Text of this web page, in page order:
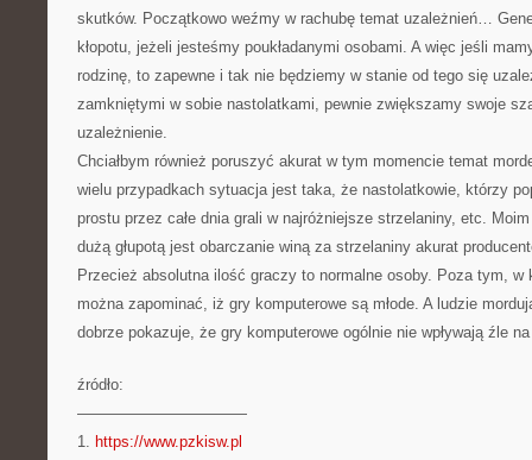
skutków. Początkowo weźmy w rachubę temat uzależnień…
kłopotu, jeżeli jesteśmy poukładanymi osobami. A więc jeśli
rodzinę, to zapewne i tak nie będziemy w stanie od tego się
zamkniętymi w sobie nastolatkami, pewnie zwiększamy swoje
uzależnienie.
Chciałbym również poruszyć akurat w tym momencie temat
wielu przypadkach sytuacja jest taka, że nastolatkowie, którzy
prostu przez całe dnia grali w najróżniejsze strzelaniny, etc.
dużą głupotą jest obarczanie winą za strzelaniny akurat
Przecież absolutna ilość graczy to normalne osoby. Poza tym, w
można zapominać, iż gry komputerowe są młode. A ludzie
dobrze pokazuje, że gry komputerowe ogólnie nie wpływają źle
źródło:
———————————
1. https://www.pzkisw.pl